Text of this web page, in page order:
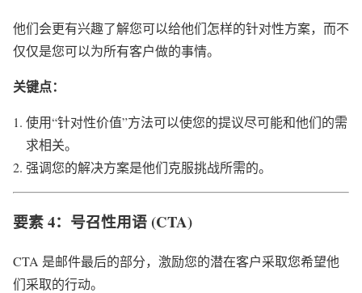
他们会更有兴趣了解您可以给他们怎样的针对性方案，而不
仅仅是您可以为所有客户做的事情。
关键点：
使用“针对性价值”方法可以使您的提议尽可能和他们的需
求相关。
强调您的解决方案是他们克服挑战所需的。
要素 4：号召性用语 (CTA)
CTA 是邮件最后的部分，激励您的潜在客户采取您希望他
们采取的行动。